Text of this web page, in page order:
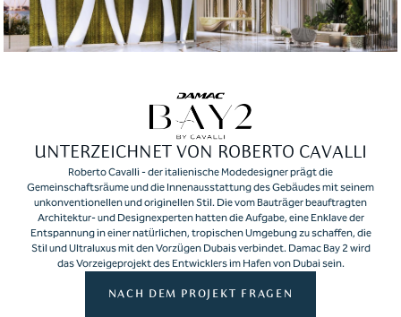
UNTERZEICHNET VON ROBERTO CAVALLI
Roberto Cavalli - der italienische Modedesigner prägt die
Gemeinschaftsräume und die Innenausstattung des Gebäudes mit seinem
unkonventionellen und originellen Stil. Die vom Bauträger beauftragten
Architektur- und Designexperten hatten die Aufgabe, eine Enklave der
Entspannung in einer natürlichen, tropischen Umgebung zu schaffen, die
Stil und Ultraluxus mit den Vorzügen Dubais verbindet. Damac Bay 2 wird
das Vorzeigeprojekt des Entwicklers im Hafen von Dubai sein.
NACH DEM PROJEKT FRAGEN